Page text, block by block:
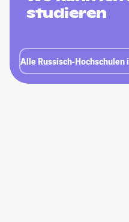
studieren
Alle Russisch-